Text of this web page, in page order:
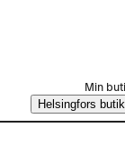
Min
Helsingfors butik